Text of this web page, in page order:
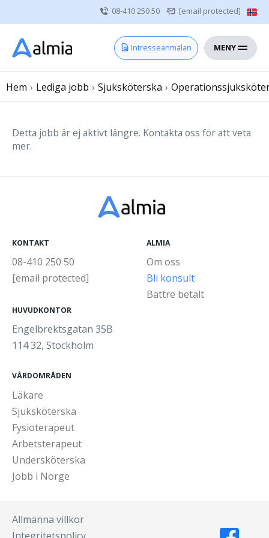
08-410 250 50 [email protected]
Intresseanmälan MENY
Hem
Vårdgivare
Om oss
Sjuksköterska
Läkare
Hem › Lediga jobb › Sjuksköterska ›
Detta jobb är ej aktivt längre. Kontakta oss för att veta
mer.
KONTAKT
08-410 250 50
[email protected]
HUVUDKONTOR
Engelbrektsgatan 35B
114 32, Stockholm
ALMIA
Om oss
Bli konsult
Bättre betalt
VÅRDOMRÅDEN
Läkare
Sjuksköterska
Fysioterapeut
Arbetsterapeut
Undersköterska
Jobb i Norge
Allmänna villkor
Integritetspolicy